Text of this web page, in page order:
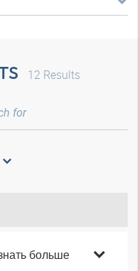
12 Results
больше